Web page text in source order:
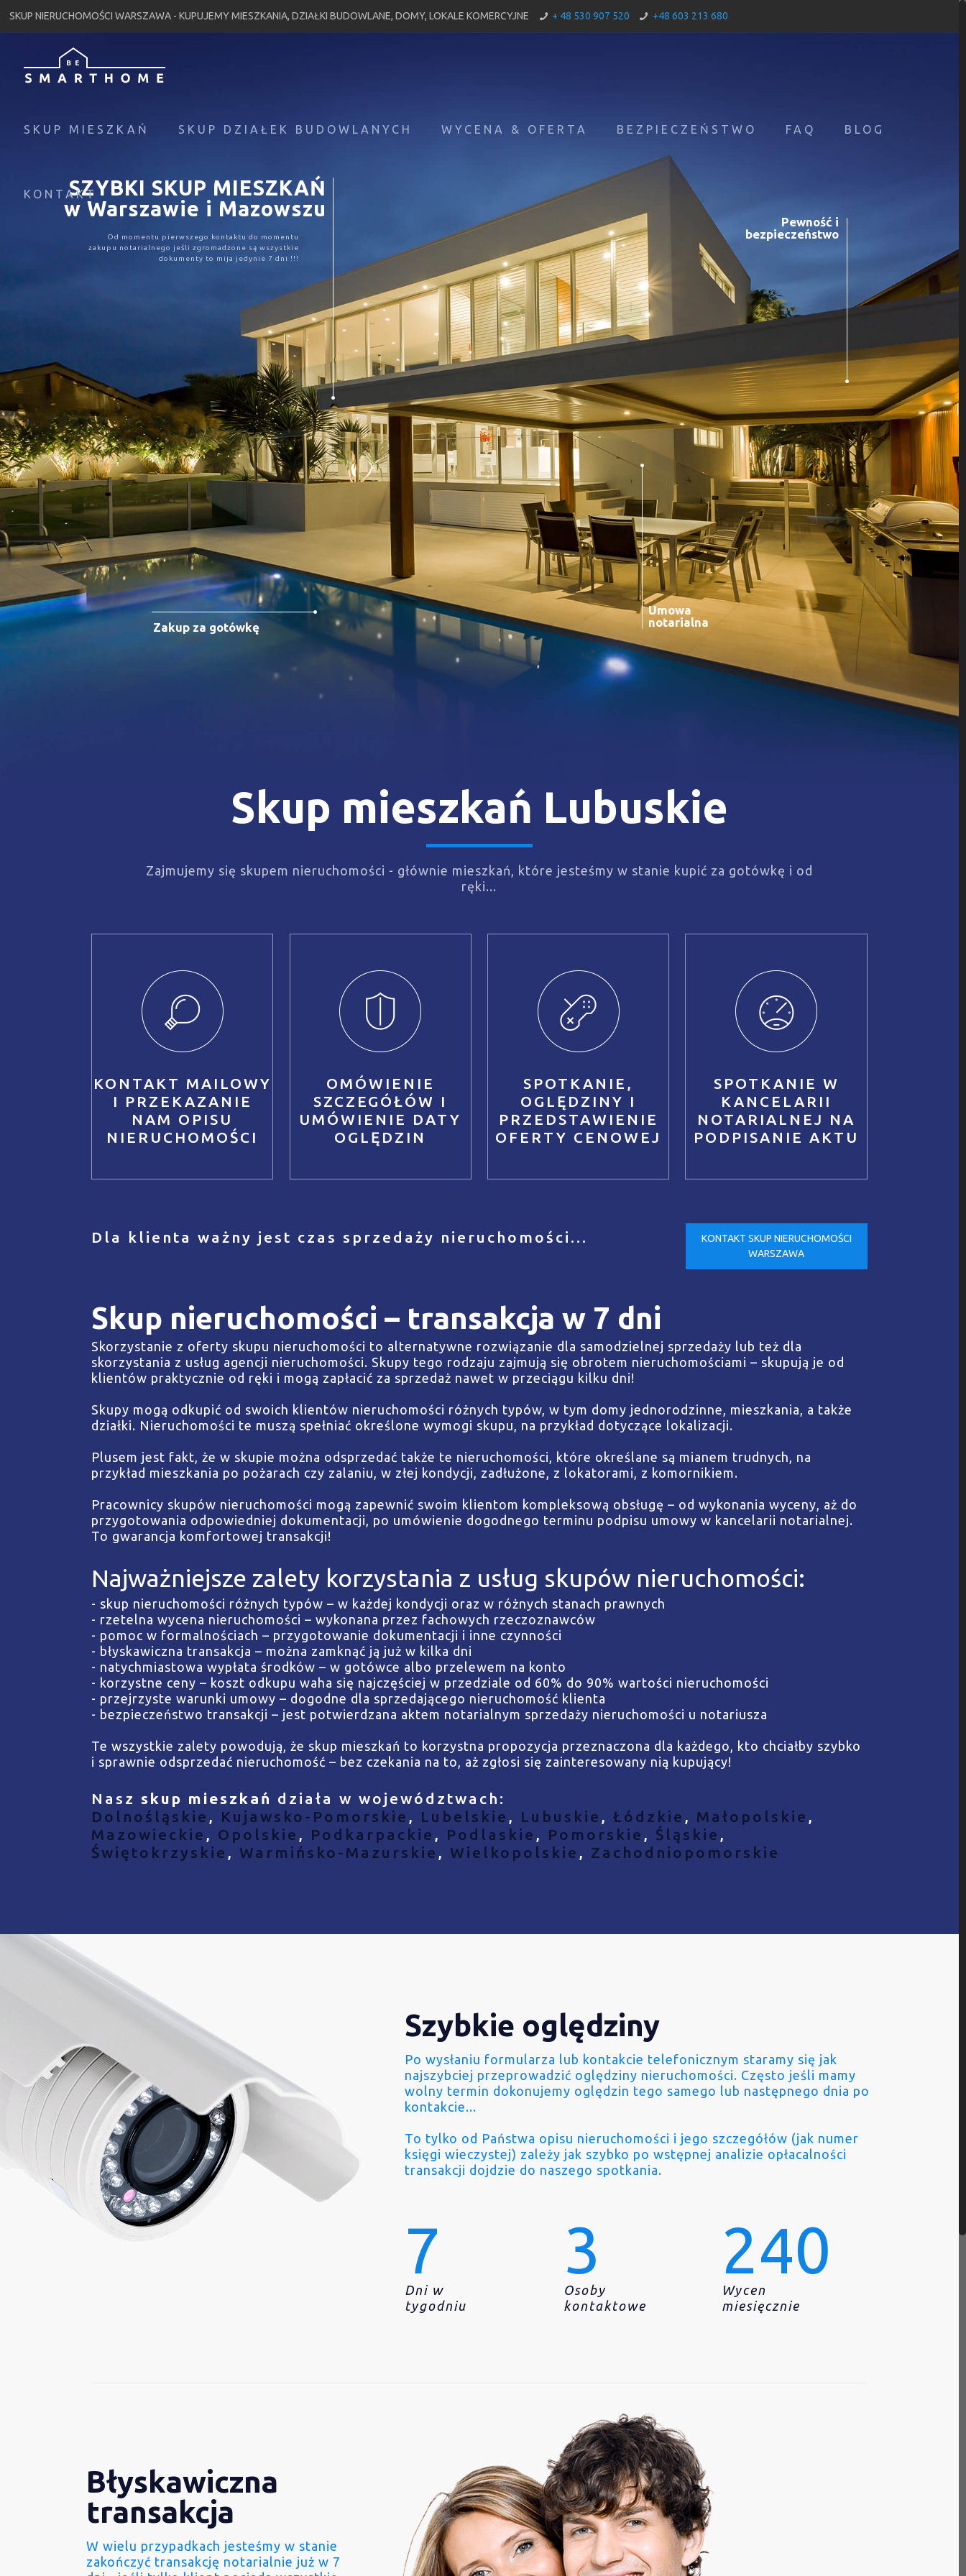
SKUP NIERUCHOMOŚCI WARSZAWA - KUPUJEMY MIESZKANIA, DZIAŁKI BUDOWLANE, DOMY, LOKALE KOMERCYJNE + 48 530 907 520 +48 603 213 680
SKUP MIESZKAŃ SKUP DZIAŁEK BUDOWLANYCH WYCENA & OFERTA BEZPIECZEŃSTWO FAQ BLOG
KONTAKTSZYBKI SKUP MIESZKAŃ
w Warszawie i Mazowszu
Od momentu pierwszego kontaktu do momentu
zakupu notarialnego jeśli zgromadzone są wszystkie
dokumenty to mija jedynie 7 dni !!!
Zakup za gotówkę
Umowa
notarialna
Pewność i
bezpieczeństwo
Skup mieszkań Lubuskie
Zajmujemy się skupem nieruchomości - głównie mieszkań, które jesteśmy w stanie kupić za gotówkę i od
ręki...
KONTAKT MAILOWY
I PRZEKAZANIE
NAM OPISU
NIERUCHOMOŚCI
OMÓWIENIE
SZCZEGÓŁÓW I
UMÓWIENIE DATY
OGLĘDZIN
SPOTKANIE,
OGLĘDZINY I
PRZEDSTAWIENIE
OFERTY CENOWEJ
SPOTKANIE W
KANCELARII
NOTARIALNEJ NA
PODPISANIE AKTU
Dla klienta ważny jest czas sprzedaży nieruchomości...
KONTAKT SKUP NIERUCHOMOŚCI
WARSZAWA
Skup nieruchomości – transakcja w 7 dni
Skorzystanie z oferty skupu nieruchomości to alternatywne rozwiązanie dla samodzielnej sprzedaży lub też dla
skorzystania z usług agencji nieruchomości. Skupy tego rodzaju zajmują się obrotem nieruchomościami – skupują je od
klientów praktycznie od ręki i mogą zapłacić za sprzedaż nawet w przeciągu kilku dni!
Skupy mogą odkupić od swoich klientów nieruchomości różnych typów, w tym domy jednorodzinne, mieszkania, a także
działki. Nieruchomości te muszą spełniać określone wymogi skupu, na przykład dotyczące lokalizacji.
Plusem jest fakt, że w skupie można odsprzedać także te nieruchomości, które określane są mianem trudnych, na
przykład mieszkania po pożarach czy zalaniu, w złej kondycji, zadłużone, z lokatorami, z komornikiem.
Pracownicy skupów nieruchomości mogą zapewnić swoim klientom kompleksową obsługę – od wykonania wyceny, aż do
przygotowania odpowiedniej dokumentacji, po umówienie dogodnego terminu podpisu umowy w kancelarii notarialnej.
To gwarancja komfortowej transakcji!
Najważniejsze zalety korzystania z usług skupów nieruchomości:
- skup nieruchomości różnych typów – w każdej kondycji oraz w różnych stanach prawnych
- rzetelna wycena nieruchomości – wykonana przez fachowych rzeczoznawców
- pomoc w formalnościach – przygotowanie dokumentacji i inne czynności
- błyskawiczna transakcja – można zamknąć ją już w kilka dni
- natychmiastowa wypłata środków – w gotówce albo przelewem na konto
- korzystne ceny – koszt odkupu waha się najczęściej w przedziale od 60% do 90% wartości nieruchomości
- przejrzyste warunki umowy – dogodne dla sprzedającego nieruchomość klienta
- bezpieczeństwo transakcji – jest potwierdzana aktem notarialnym sprzedaży nieruchomości u notariusza
Te wszystkie zalety powodują, że skup mieszkań to korzystna propozycja przeznaczona dla każdego, kto chciałby szybko
i sprawnie odsprzedać nieruchomość – bez czekania na to, aż zgłosi się zainteresowany nią kupujący!
Naszskup mieszkań działa w województwach:
Dolnośląskie , Kujawsko-Pomorskie , Lubelskie , Lubuskie ,Łódzkie , Małopolskie ,
Mazowieckie , Opolskie , Podkarpackie , Podlaskie , Pomorskie , Śląskie ,
Świętokrzyskie ,Warmińsko-Mazurskie ,Wielkopolskie , Zachodniopomorskie
Szybkie oględziny
Po wysłaniu formularza lub kontakcie telefonicznym staramy się jak
najszybciej przeprowadzić oględziny nieruchomości. Często jeśli mamy
wolny termin dokonujemy oględzin tego samego lub następnego dnia po
kontakcie...
To tylko od Państwa opisu nieruchomości i jego szczegółów (jak numer
księgi wieczystej) zależy jak szybko po wstępnej analizie opłacalności
transakcji dojdzie do naszego spotkania.
7
Dni w
tygodniu
3
Osoby
kontaktowe
240
Wycen
miesięcznie
Błyskawiczna
transakcja
W wielu przypadkach jesteśmy w stanie
zakończyć transakcję notarialnie już w 7